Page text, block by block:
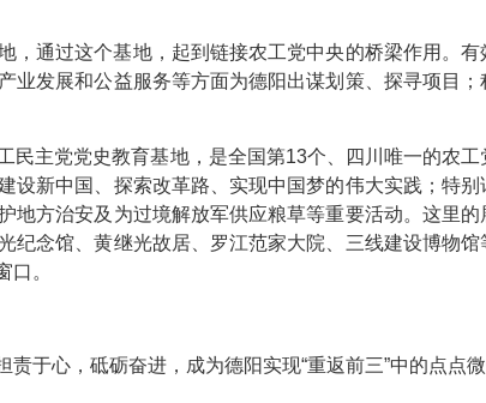
，通过这个基地，起到链接农工党中央的桥梁作用。
发展和公益服务等方面为德阳出谋划策、探寻项目
民主党党史教育基地，是全国第13个、四川唯一的农
新中国、探索改革路、实现中国梦的伟大实践；特
方治安及为过境解放军供应粮草等重要活动。这里的
念馆、黄继光故居、罗江范家大院、三线建设博物
。
于心，砥砺奋进，成为德阳实现“重返前三”中的点点微